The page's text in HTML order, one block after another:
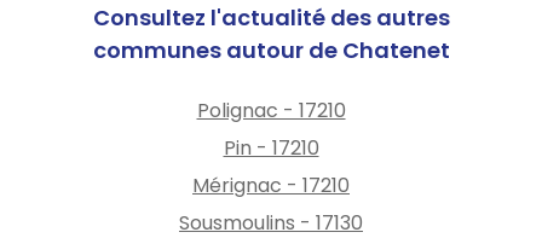
Consultez l'actualité des autres
communes autour de Chatenet
Polignac - 17210
Pin - 17210
Mérignac - 17210
Sousmoulins - 17130